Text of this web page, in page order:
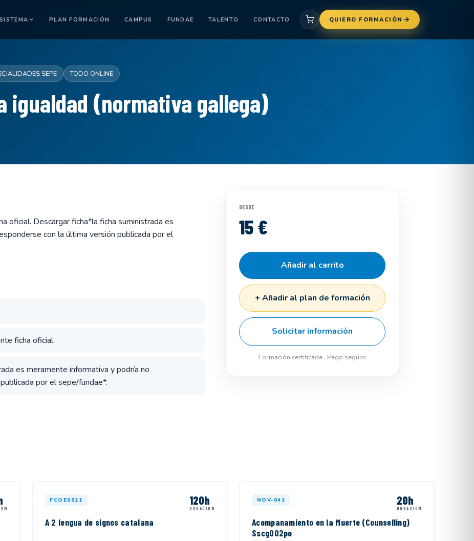
PLAN FORMACIÓN CAMPUS FUNDAE TALENTO CONTACTO QUIERO FORMACIÓN
SEPE TODO ONLINE
igualdad (normativa gallega)
oficial. Descargar ficha*la ficha suministrada es
con la última versión publicada por el
ficha oficial.
es meramente informativa y podría no
por el sepe/fundae*.
DESDE
15 €
Añadir al carrito
+ Añadir al plan de formación
Solicitar información
Formación certificada · Pago seguro
FCOE0021 120h
DURACIÓN
A 2 lengua de signos catalana
NOV-043 20h
DURACIÓN
Acompanamiento en la Muerte (Counselling)
Sscg002po